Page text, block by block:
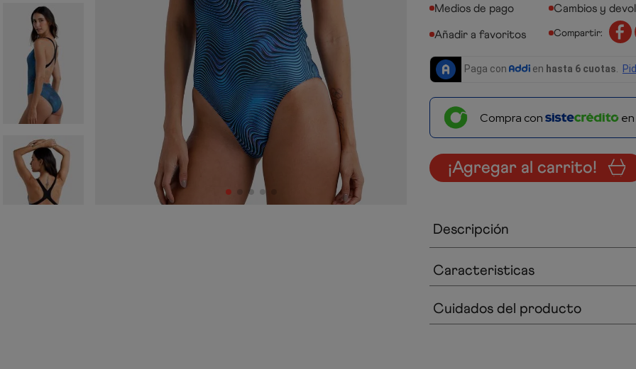
Medios de pago
Cambios y
Compartir:
Compra con
¡Agregar al carrito!
Descripción
Caracteristicas
Cuidados del producto